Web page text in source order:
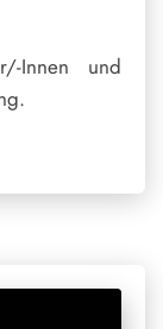
Innen und